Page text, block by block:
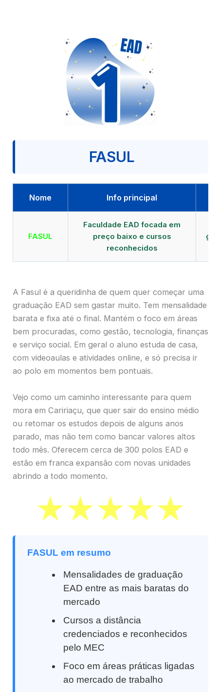
FASUL
Nome Info principal
FASUL
Faculdade EAD focada em
preço baixo e cursos
reconhecidos
A Fasul é a queridinha de quem quer começar uma
graduação EAD sem gastar muito. Tem mensalidade
barata e fixa até o final. Mantém o foco em áreas
bem procuradas, como gestão, tecnologia, finanças
e serviço social. Em geral o aluno estuda de casa,
com videoaulas e atividades online, e só precisa ir
ao polo em momentos bem pontuais.
Vejo como um caminho interessante para quem
mora em Caririaçu, que quer sair do ensino médio
ou retomar os estudos depois de alguns anos
parado, mas não tem como bancar valores altos
todo mês. Oferecem cerca de 300 polos EAD e
estão em franca expansão com novas unidades
abrindo a todo momento.
FASUL em resumo
Mensalidades de graduação
EAD entre as mais baratas do
mercado
Cursos a distância
credenciados e reconhecidos
pelo MEC
Foco em áreas práticas ligadas
ao mercado de trabalho